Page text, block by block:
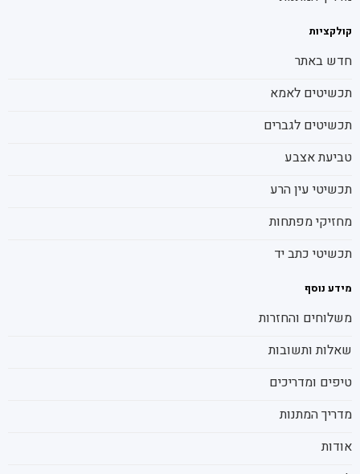
קולקציות
חדש באתר
תכשיטים לאמא
תכשיטים לגברים
טביעת אצבע
תכשיטי עין הרע
מחזיקי מפתחות
תכשיטי כתב יד
מידע נוסף
משלוחים והחזרות
שאלות ותשובות
טיפים ומדריכים
מדריך המתנות
אודות